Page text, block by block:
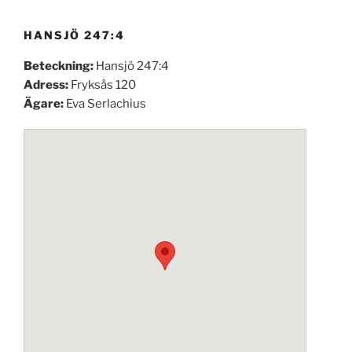
HANSJÖ 247:4
Beteckning: Hansjö 247:4
Adress: Fryksås 120
Ägare: Eva Serlachius